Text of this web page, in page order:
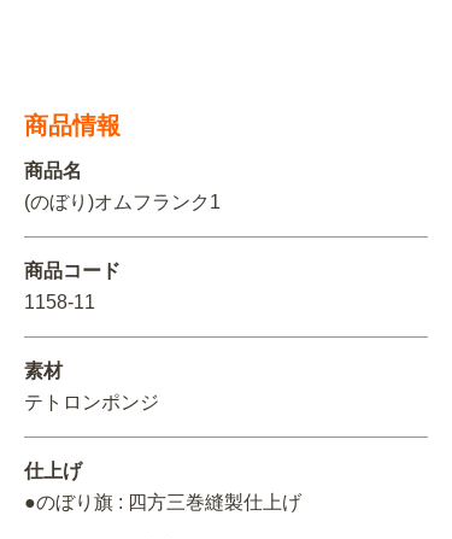
商品情報
商品名
(のぼり)オムフランク1
商品コード
1158-11
素材
テトロンポンジ
仕上げ
●のぼり旗 : 四方三巻縫製仕上げ